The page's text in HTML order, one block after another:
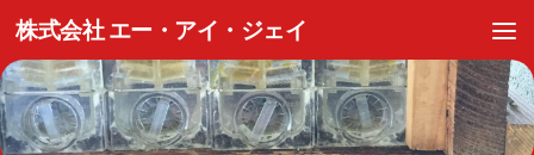
株式会社 エー・アイ・ジェイ